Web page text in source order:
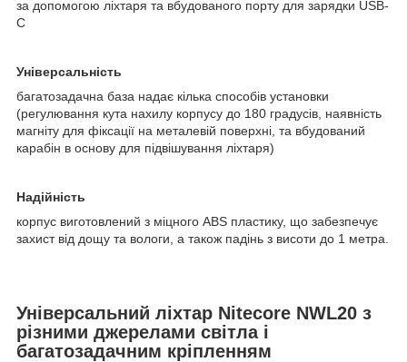
за допомогою ліхтаря та вбудованого порту для зарядки USB-
C
Універсальність
багатозадачна база надає кілька способів установки
(регулювання кута нахилу корпусу до 180 градусів, наявність
магніту для фіксації на металевій поверхні, та вбудований
карабін в основу для підвішування ліхтаря)
Надійність
корпус виготовлений з міцного ABS пластику, що забезпечує
захист від дощу та вологи, а також падінь з висоти до 1 метра.
Універсальний ліхтар Nitecore NWL20 з
різними джерелами світла і
багатозадачним кріпленням